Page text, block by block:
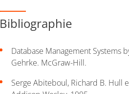
Bibliographie
Database Management Systems
Gehrke. McGraw-Hill.
Serge Abiteboul, Richard B. Hull